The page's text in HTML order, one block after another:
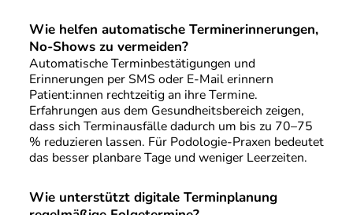
Wie helfen automatische Terminerinnerungen,
No-Shows zu vermeiden?
Automatische Terminbestätigungen und
Erinnerungen per SMS oder E-Mail erinnern
Patient:innen rechtzeitig an ihre Termine.
Erfahrungen aus dem Gesundheitsbereich zeigen,
dass sich Terminausfälle dadurch um bis zu 70–75
% reduzieren lassen. Für Podologie-Praxen bedeutet
das besser planbare Tage und weniger Leerzeiten.
Wie unterstützt digitale Terminplanung